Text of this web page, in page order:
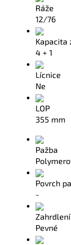
Ráže
12/76
Kapacita
4 + 1
Lícnice
Ne
LOP
355 mm
Pažba
Povrch
-
Zahrdlení
Pevné